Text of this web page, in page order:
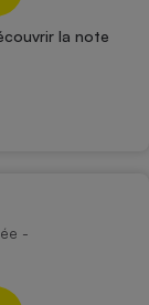
la note
-